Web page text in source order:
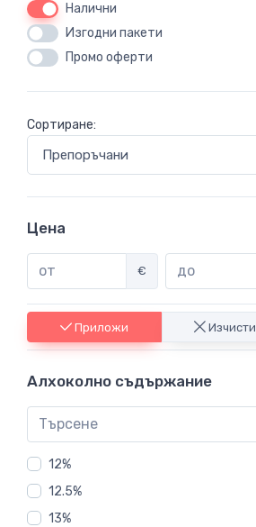
Налични
Изгодни пакети
Промо оферти
Сортиране:
Цена
€
Приложи Изчисти
Алхоколно съдържание
12%
12.5%
13%